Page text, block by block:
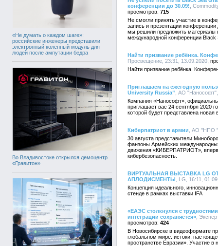
«Не думать о каждом шаге»:
российские инженеры представили
электронный коленный модуль для
людей после ампутации бедра
Во Владивостоке открылся демоцентр
«Гравитон»
конференции до 30.09! ,
715
Не смогли принять участие в
запись и презентации
мы решили предложить материалы
международной конференции Black
Найти призвание ребёнка.
Просвещение, 23:31, 13.09.2020
Найти призвание ребёнка.
Приглашаем на ежегодную
University Russia” , АО
Компания «Нанософт»,
приглашает вас 24 сентября 2020
которой будет представлена новая
Киберпатриот в армии , АО "НПО
30 августа представители
фанзоны Армейских
движения «КИБЕРПАТРИОТ»,
кибербезопасность.
ВИРТУАЛЬНАЯ ВЫСТАВКА LG
АПЛОДИСМЕНТЫ , LG, 16:11,
Концепция идеального,
стенде в рамках выставки IFA
«ЕАЭС столкнулся с
интеграции сохраняется» ,
424
В Новосибирске в видеоформате
глобальном мире: истоки,
пространстве Евразии». Участие